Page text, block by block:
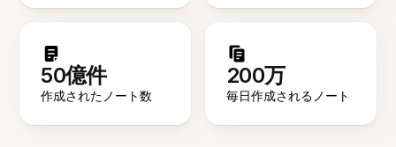
50億件
作成されたノート数
200万
毎日作成されるノート